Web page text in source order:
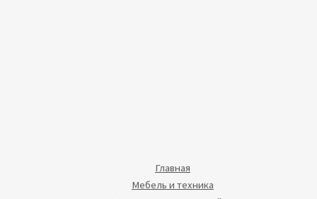
Главная
Мебель и техника